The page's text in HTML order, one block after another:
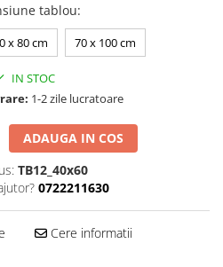
tablou:
x 80 cm 70 x 100 cm
IN STOC
1-2 zile lucratoare
ADAUGA IN COS
TB12_40x60
0722211630
Cere informatii